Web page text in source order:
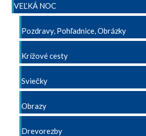
VEĽKÁ NOC
Pozdravy, Pohľadnice, Obrázky
Krížové cesty
Sviečky
Obrazy
Drevorezby